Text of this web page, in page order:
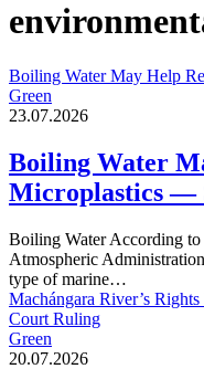
Boiling Water May Help
Green
23.07.2026
Boiling Water
Microplastics —
Boiling Water According
Atmospheric
type of marine…
Machángara River’s
Court Ruling
Green
20.07.2026